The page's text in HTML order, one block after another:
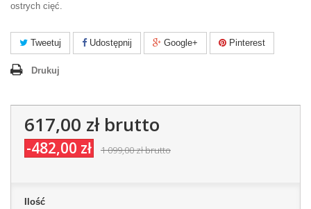
ostrych cięć.
Tweetuj Udostępnij Google+ Pinterest
Drukuj
617,00 złbrutto
-482,00 zł 1 099,00 złbrutto
Ilość